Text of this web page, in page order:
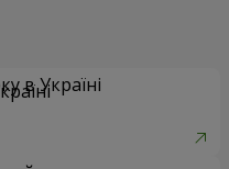
в Україні